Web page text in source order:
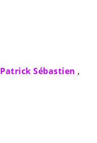
Patrick Sébastien ,